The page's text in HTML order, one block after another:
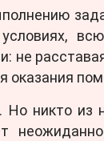
не
оказания
никто из